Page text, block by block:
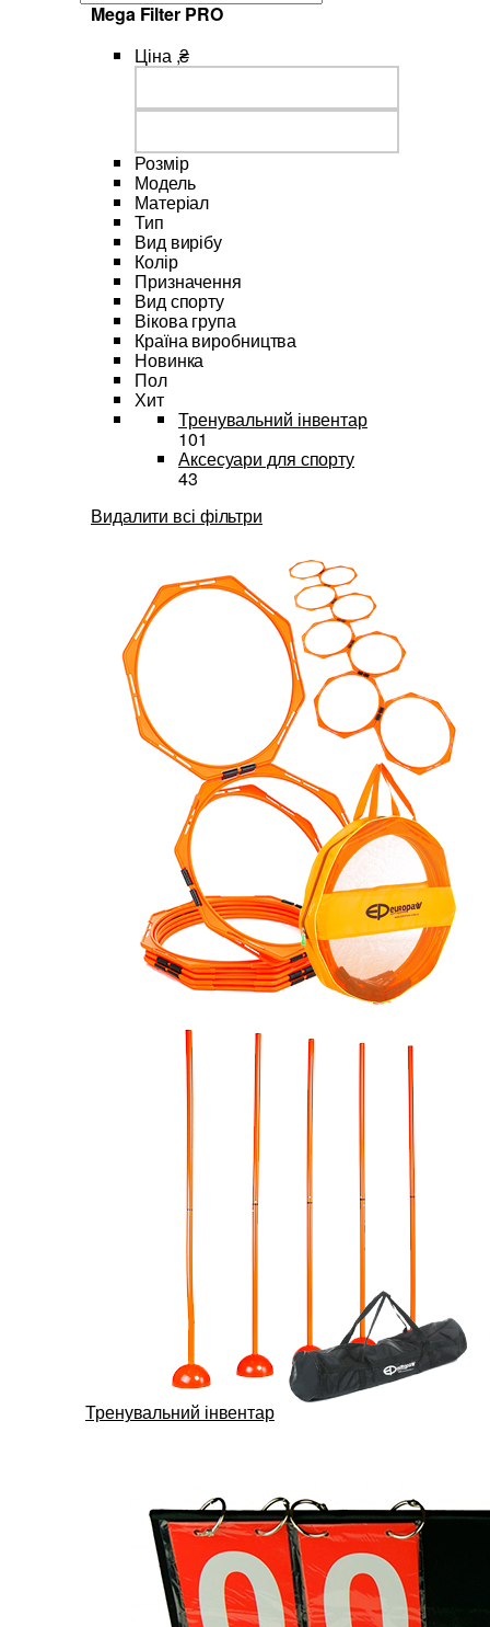
Mega Filter PRO
Ціна ,₴
Розмір
Модель
Матеріал
Тип
Вид вирібу
Колір
Призначення
Вид спорту
Вікова група
Країна виробництва
Новинка
Пол
Хит
Тренувальний інвентар
101
Аксесуари для спорту
43
Видалити всі фільтри
Тренувальний інвентар